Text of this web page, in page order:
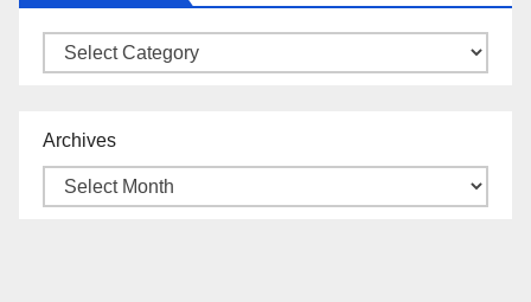
Categories
Archives